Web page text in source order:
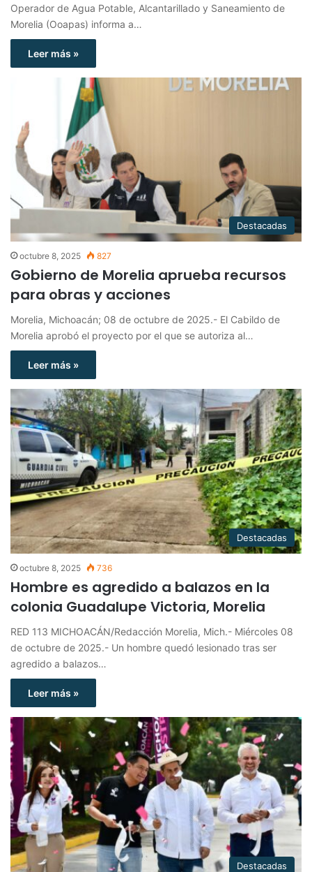
Operador de Agua Potable, Alcantarillado y Saneamiento de
Morelia (Ooapas) informa a…
Leer más »
Destacadas
octubre 8, 2025 827
Gobierno de Morelia aprueba recursos
para obras y acciones
Morelia, Michoacán; 08 de octubre de 2025.- El Cabildo de
Morelia aprobó el proyecto por el que se autoriza al…
Leer más »
Destacadas
octubre 8, 2025 736
Hombre es agredido a balazos en la
colonia Guadalupe Victoria, Morelia
RED 113 MICHOACÁN/Redacción Morelia, Mich.- Miércoles 08
de octubre de 2025.- Un hombre quedó lesionado tras ser
agredido a balazos…
Leer más »
Destacadas